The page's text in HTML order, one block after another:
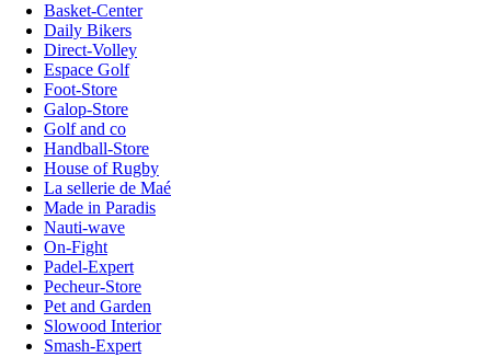
Basket-Center
Daily Bikers
Direct-Volley
Espace Golf
Foot-Store
Galop-Store
Golf and co
Handball-Store
House of Rugby
La sellerie de Maé
Made in Paradis
Nauti-wave
On-Fight
Padel-Expert
Pecheur-Store
Pet and Garden
Slowood Interior
Smash-Expert